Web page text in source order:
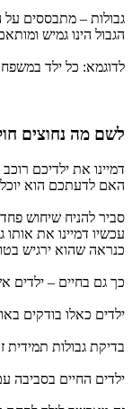
גבולות – מתבססים
הגבול הינו גמיש
לדוגמא: כל ילד
לשם מה נחוצים
דמיינו את ילדיכם
האם לדעתכם הוא יוכל
סביר להניח שיחוש
עכשיו דמיינו את אותו גג עם מעקה בטיחות של 1.5 מטר
כנראה שהוא ירגיש
כך גם בחיים – ילדים
ילדים כאלו בודקים
בדיקת גבולות תמידית
ילדים החיים בסביבה